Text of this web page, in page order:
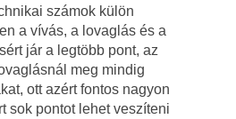
számok külön
a vívás, a lovaglás és a
jár a legtöbb pont, az
meg mindig
ott azért fontos nagyon
sok pontot lehet veszíteni